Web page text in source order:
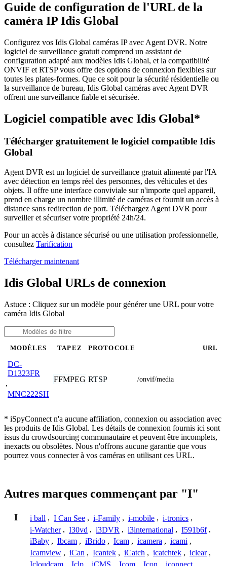
Guide de configuration de l'URL de la
caméra IP Idis Global
Configurez vos Idis Global caméras IP avec Agent DVR. Notre
logiciel de surveillance gratuit comprend un assistant de
configuration adapté aux modèles Idis Global, et la compatibilité
ONVIF et RTSP vous offre des options de connexion flexibles sur
toutes les plates-formes. Que ce soit pour la sécurité résidentielle ou
la surveillance de bureau, Idis Global caméras avec Agent DVR
offrent une surveillance fiable et sécurisée.
Logiciel compatible avec Idis Global*
Télécharger gratuitement le logiciel compatible Idis
Global
Agent DVR est un logiciel de surveillance gratuit alimenté par l'IA
avec détection en temps réel des personnes, des véhicules et des
objets. Il offre une interface conviviale sur n'importe quel appareil,
prend en charge un nombre illimité de caméras et fournit un accès à
distance sans redirection de port. Téléchargez Agent DVR pour
surveiller et sécuriser votre propriété 24h/24.
Pour un accès à distance sécurisé ou une utilisation professionnelle,
consultez Tarification
Télécharger maintenant
Idis Global URLs de connexion
Astuce : Cliquez sur un modèle pour générer une URL pour votre
caméra Idis Global
MODÈLES TAPEZ PROTOCOLE URL
DC-
D1323FR
,
MNC222SH
FFMPEG RTSP /onvif/media
* iSpyConnect n'a aucune affiliation, connexion ou association avec
les produits de Idis Global. Les détails de connexion fournis ici sont
issus du crowdsourcing communautaire et peuvent être incomplets,
inexacts ou obsolètes. Nous n'offrons aucune garantie que vous
pourrez vous connecter à vos caméras en utilisant ces URL.
Autres marques commençant par "I"
I i ball , I Can See , i-Family , i-mobile , i-tronics ,
i-Watcher , I30vd , i3DVR , i3international , I591b6f ,
iBaby , Ibcam , iBrido , Icam , icamera , icami ,
Icamview , iCan , Icantek , iCatch , icatchtek , iclear ,
Icloudcam
Iclp iCMS Icom Icon iconnect